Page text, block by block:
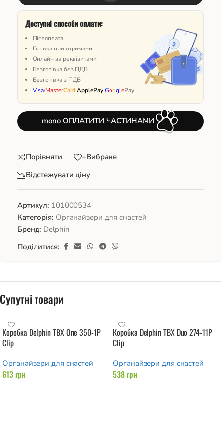
Доступні способи оплати:
Післяплата
Готівка при отриманні
Онлайн за реквізитами
Безготівка без ПДВ
Безготівка з ПДВ
Visa/MasterCardApplePayGooglePay
mono ОПЛАТИТИ ЧАСТИНАМИ
Порівняти
+Вибране
Відстежувати ціну
Артикул: 101000534
Категорія: Органайзери для снастей
Бренд: Delphin
Поділитися:
Супутні товари
Коробка Delphin TBX One 350-1P
Clip
Органайзери для снастей
613грн
Коробка Delphin TBX Duo 274-11P
Clip
Органайзери для снастей
538грн